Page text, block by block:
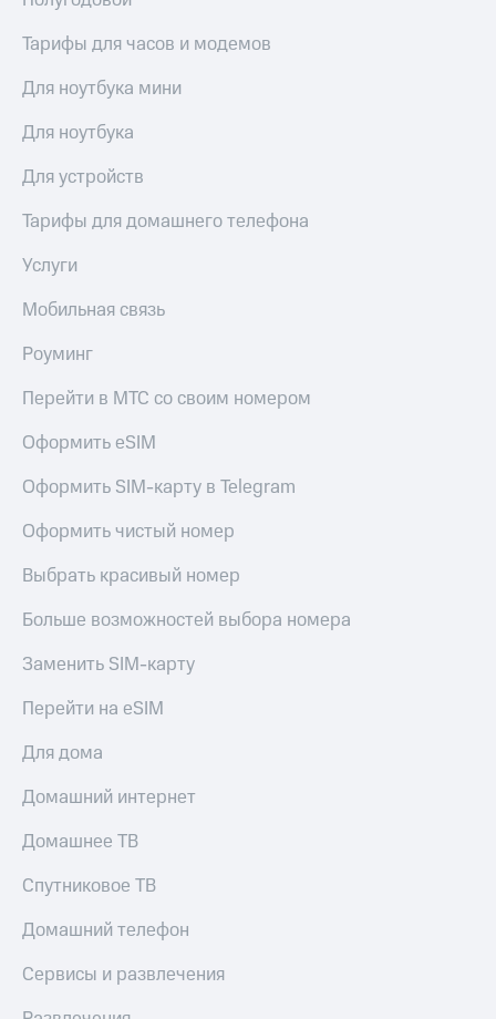
номер
МТС
Настройки
автоплатежа
номер
оператора
и
с
на карту
МТС Pay
по QR-
за границей
магазин
и
часы
трекеры
Умный
дом
Планшеты
Акции
Тарифы для часов и модемов
Для ноутбука мини
Для ноутбука
Для устройств
Тарифы для домашнего телефона
Услуги
Мобильная связь
Роуминг
Перейти в МТС со своим номером
Оформить eSIM
Оформить SIM-карту в Telegram
Оформить чистый номер
Выбрать красивый номер
Больше возможностей выбора номера
Заменить SIM-карту
Перейти на eSIM
Для дома
Домашний интернет
Домашнее ТВ
Спутниковое ТВ
Домашний телефон
Сервисы и развлечения